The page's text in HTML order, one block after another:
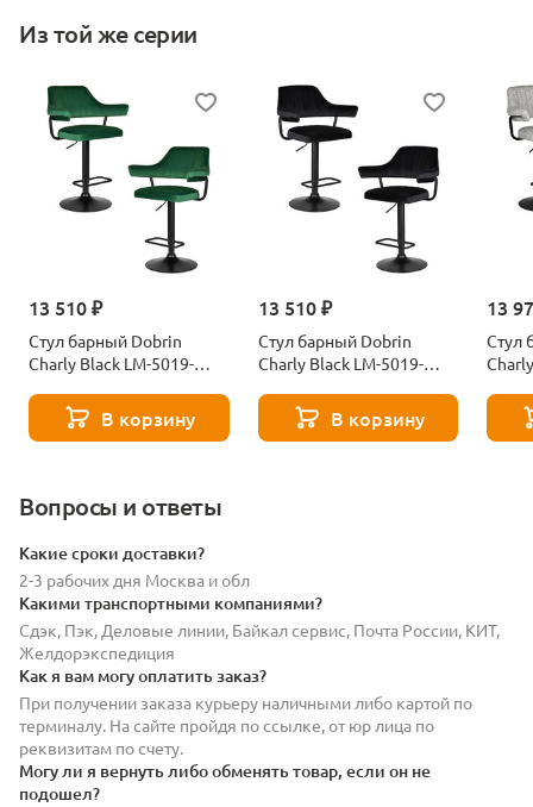
Из той же серии
13 510 ₽
Стул барный Dobrin
Charly Black LM-5019-
В корзину
13 510 ₽
Стул барный Dobrin
Charly Black LM-5019-
В корзину
13
Стул
Вопросы и ответы
Какие сроки доставки?
2-3 рабочих дня Москва и обл
Какими транспортными компаниями?
Сдэк, Пэк, Деловые линии, Байкал сервис, Почта России, КИТ,
Желдорэкспедиция
Как я вам могу оплатить заказ?
При получении заказа курьеру наличными либо картой по
терминалу. На сайте пройдя по ссылке, от юр лица по
реквизитам по счету.
Могу ли я вернуть либо обменять товар, если он не
подошел?